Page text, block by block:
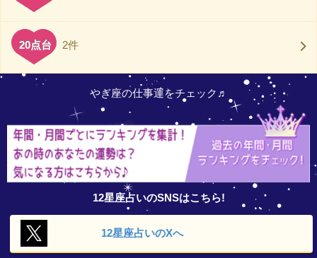
20点台 2件
やぎ座の仕事運をチェック♬
12星座占いのSNSはこちら!
12星座占いのXへ